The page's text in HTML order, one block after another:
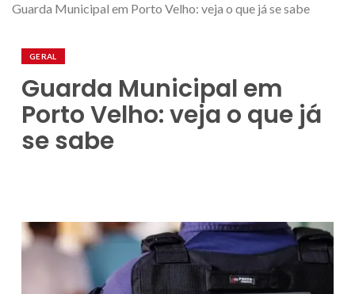
Guarda Municipal em Porto Velho: veja o que já se sabe
GERAL
Guarda Municipal em
Porto Velho: veja o que já
se sabe